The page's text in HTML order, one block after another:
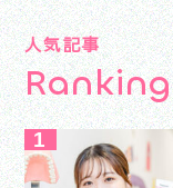
人気記事
Ranking